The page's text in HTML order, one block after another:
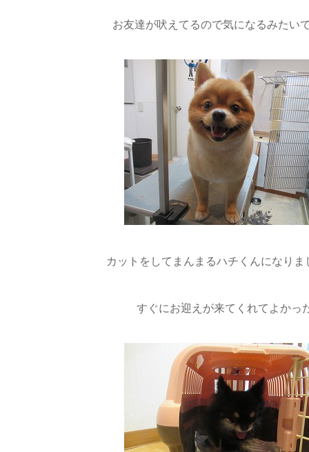
お友達が吠えてるので気になるみたい
カットをしてまんまるハチくんになり
すぐにお迎えが来てくれてよかっ